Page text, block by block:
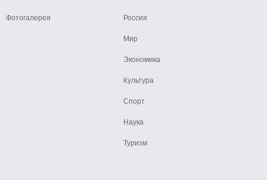
Фотогалерея Россия
Мир
Экономика
Культура
Спорт
Наука
Туризм